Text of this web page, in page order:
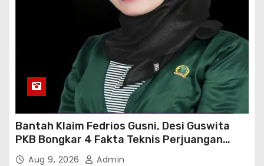
Bantah Klaim Fedrios Gusni, Desi Guswita
PKB Bongkar 4 Fakta Teknis Perjuangan
Jalan Simpang Sambung
Aug 9, 2026 Admin